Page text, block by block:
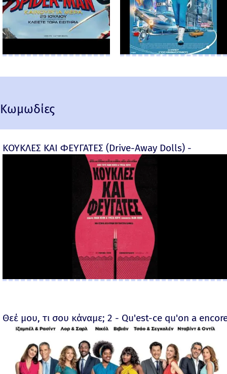
Κωμωδίες
ΚΟΥΚΛΕΣ ΚΑΙ ΦΕΥΓΑΤΕΣ (Drive-Away Dolls) -
Θεέ μου, τι σου κάναμε; 2 - Qu'est-ce qu'on a